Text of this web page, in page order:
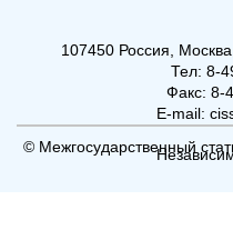
107450 Россия,
Тел: 8-
Факс: 8-
E-mail:
© Межгосударственный